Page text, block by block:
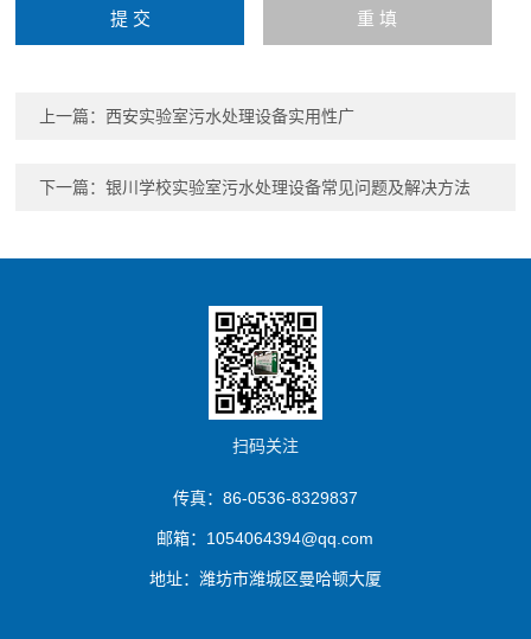
上一篇：西安实验室污水处理设备实用性广
下一篇：银川学校实验室污水处理设备常见问题及解决方法
扫码关注
传真：86-0536-8329837
邮箱：1054064394@qq.com
地址：潍坊市潍城区曼哈顿大厦